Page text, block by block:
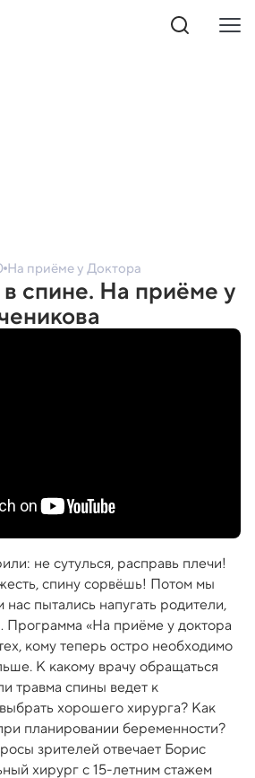
На приёме у Доктора
спине. На приёме у
не сутулься, расправь плечи!
спину сорвёшь! Потом мы
пытались напугать родители,
Программа «На приёме у доктора
кому теперь остро необходимо
К какому врачу обращаться
травма спины ведет к
хорошего хирурга? Как
планировании беременности?
зрителей отвечает Борис
хирург с 15-летним стажем